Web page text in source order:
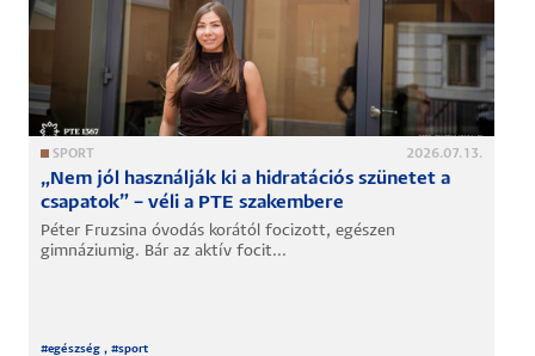
SPORT 2026.07.13.
„Nem jól használják ki a hidratációs szünetet a
csapatok” – véli a PTE szakembere
Péter Fruzsina óvodás korától focizott, egészen
gimnáziumig. Bár az aktív focit...
#egészség , #sport